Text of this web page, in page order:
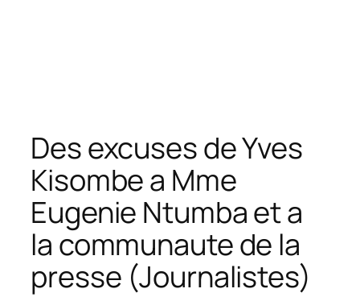
Des excuses de Yves
Kisombe a Mme
Eugenie Ntumba et a
la communaute de la
presse (Journalistes)